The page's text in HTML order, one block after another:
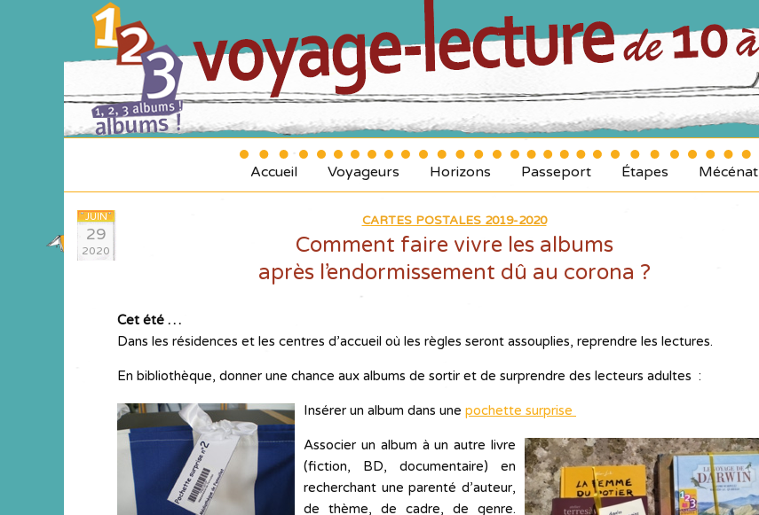
Accueil Voyageurs Horizons Passeport Étapes Mécénat
JUIN
29
2020
CARTES POSTALES 2019-2020
Comment faire vivre les albums
après l’endormissement dû au corona ?
Cet été …
Dans les résidences et les centres d’accueil où les règles seront assouplies, reprendre les lectures.
En bibliothèque, donner une chance aux albums de sortir et de surprendre des lecteurs adultes :
Insérer un album dans une pochette surprise
Associer un album à un autre livre
(fiction, BD, documentaire) en
recherchant une parenté d’auteur,
de thème, de cadre, de genre.